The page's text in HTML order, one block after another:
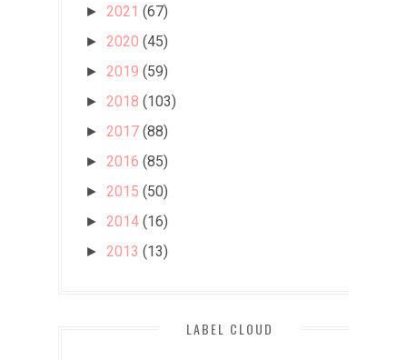
► 2021 (67)
► 2020 (45)
► 2019 (59)
► 2018 (103)
► 2017 (88)
► 2016 (85)
► 2015 (50)
► 2014 (16)
► 2013 (13)
LABEL CLOUD